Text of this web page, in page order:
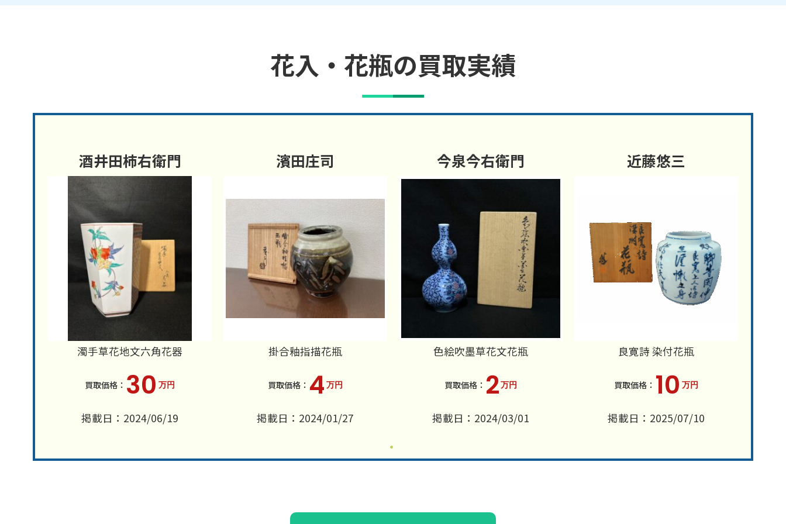
花入・花瓶の買取実績
酒井田柿右衛門
濁手草花地文六角花器
30 万円
掲載日：2024/06/19
濱田庄司
掛合釉指描花瓶
4 万円
掲載日：2024/01/27
今泉今右衛門
色絵吹墨草花文花瓶
2万円
掲載日：2024/03/01
近藤悠三
良寛詩 染付花瓶
10 万円
掲載日：2025/07/10